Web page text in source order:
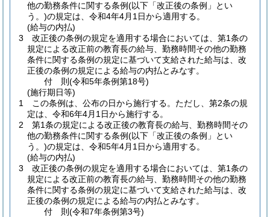
他の勤務条件に関する条例(以下「改正後の条例」とい
う。)の規定は、令和4年4月1日から適用する。
(給与の内払)
3
改正後の条例の規定を適用する場合においては、第1条の
規定による改正前の教育長の給与、勤務時間その他の勤務
条件に関する条例の規定に基づいて支給された給与は、改
正後の条例の規定による給与の内払とみなす。
付 則(令和5年条例第18号)
(施行期日等)
1
この条例は、公布の日から施行する。 ただし、第2条の規
定は、令和6年4月1日から施行する。
2
第1条の規定による改正後の教育長の給与、勤務時間その
他の勤務条件に関する条例(以下「改正後の条例」とい
う。)の規定は、令和5年4月1日から適用する。
(給与の内払)
3
改正後の条例の規定を適用する場合においては、第1条の
規定による改正前の教育長の給与、勤務時間その他の勤務
条件に関する条例の規定に基づいて支給された給与は、改
正後の条例の規定による給与の内払とみなす。
付 則(令和7年条例第3号)